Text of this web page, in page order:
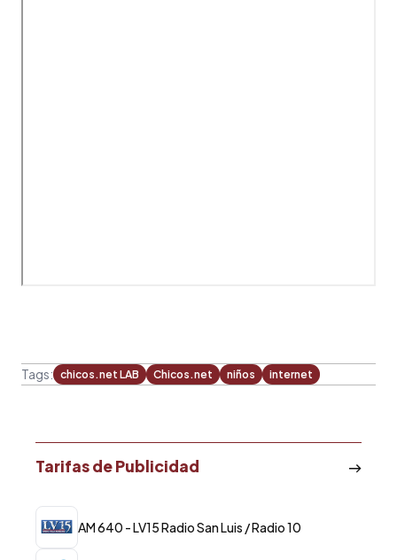
Tags: chicos.net LAB Chicos.net niños internet
Tarifas de Publicidad
AM 640 - LV15 Radio San Luis / Radio 10